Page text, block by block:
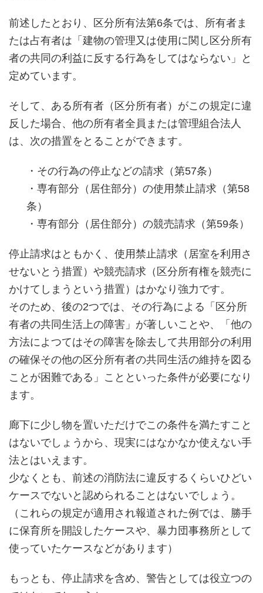
前述したとおり、区分所有法第6条では、所有者ま
たは占有者は「建物の管理又は使用に関し区分所有
者の共同の利益に反する行為をしてはならない」と
定めています。
そして、ある所有者（区分所有者）がこの規定に違
反した場合、他の所有者全員または管理組合法人
は、次の措置をとることができます。
・その行為の停止などの請求（第57条）
・専有部分（居住部分）の使用禁止請求（第58
条）
・専有部分（居住部分）の競売請求（第59条）
停止請求はともかく、使用禁止請求（居室を利用さ
せないとう措置）や競売請求（区分所有権を競売に
かけてしまうという措置）はかなり強力です。
そのため、後の2つでは、その行為による「区分所
有者の共同生活上の障害」が著しいことや、「他の
方法によつてはその障害を除去して共用部分の利用
の確保その他の区分所有者の共同生活の維持を図る
ことが困難である」ことといった条件が必要になり
ます。
廊下に少し物を置いただけでこの条件を満たすこと
はないでしょうから、現実にはなかなか使えない手
法とはいえます。
少なくとも、前述の消防法に違反するくらいひどい
ケースでないと認められることはないでしょう。
（これらの規定が適用され報道された例では、勝手
に保育所を開設したケースや、暴力団事務所として
使っていたケースなどがあります）
もっとも、停止請求を含め、警告としては役立つの